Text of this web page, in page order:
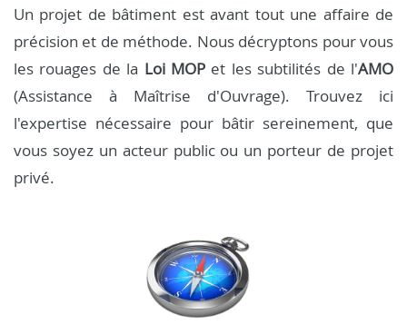
Un projet de bâtiment est avant tout une affaire de
précision et de méthode. Nous décryptons pour vous
les rouages de la Loi MOP et les subtilités de l'AMO
(Assistance à Maîtrise d'Ouvrage). Trouvez ici
l'expertise nécessaire pour bâtir sereinement, que
vous soyez un acteur public ou un porteur de projet
privé.